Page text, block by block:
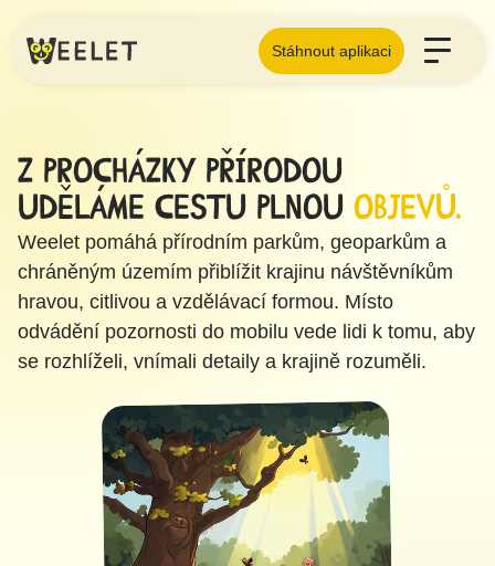
Stáhnout aplikaci
Z procházky přírodou
uděláme cestu plnou objevů.
Weelet pomáhá přírodním parkům, geoparkům a
chráněným územím přiblížit krajinu návštěvníkům
hravou, citlivou a vzdělávací formou. Místo
odvádění pozornosti do mobilu vede lidi k tomu, aby
se rozhlíželi, vnímali detaily a krajině rozuměli.